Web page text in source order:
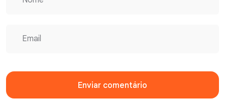
Enviar comentário